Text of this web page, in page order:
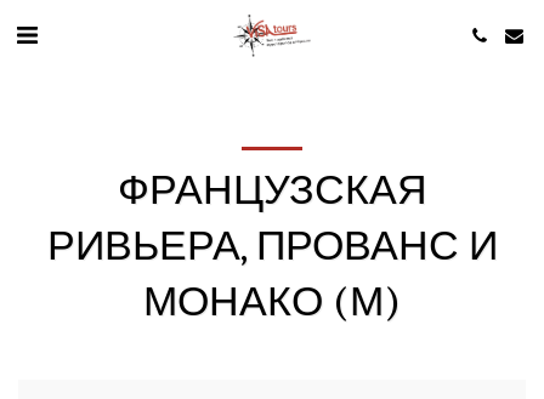
ФРАНЦУЗСКАЯ
РИВЬЕРА, ПРОВАНС И
МОНАКО (М)